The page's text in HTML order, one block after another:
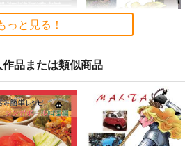
教科書巻之一
車塾
円（税込）
世界の沿岸砲台・マル
タ編Vol.3
芬蘭堂
っと見る！
品または類似商品